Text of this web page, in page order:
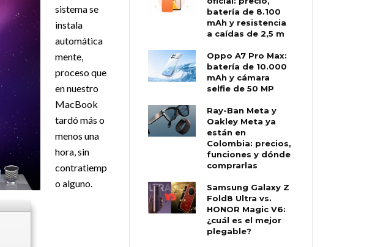
sistema se
instala
automática
mente,
proceso que
en nuestro
MacBook
tardó más o
menos una
hora, sin
contratiemp
o alguno.
batería de 8.100
mAh y resistencia
a caídas de 2,5 m
Oppo A7 Pro Max:
batería de 10.000
mAh y cámara
selfie de 50 MP
Ray-Ban Meta y
Oakley Meta ya
están en
Colombia: precios,
funciones y dónde
comprarlas
Samsung Galaxy Z
Fold8 Ultra vs.
HONOR Magic V6:
¿cuál es el mejor
plegable?